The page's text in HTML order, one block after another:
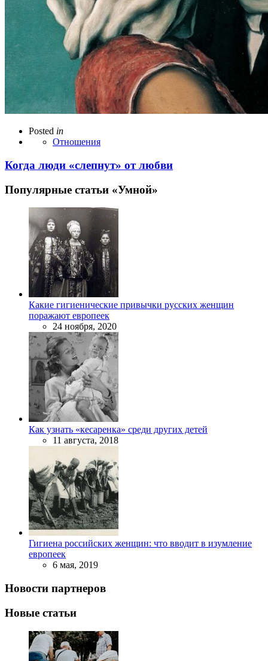
Posted in
Отношения
Когда люди «слепнут» от любви
Популярные статьи «Умной»
Какие гигиенические привычки русских женщин
поражают европеек
24 ноября, 2020
Как узнать «кесаренка» среди других детей
11 августа, 2018
Гигиена российских женщин: что вводит в изумление
европеек
6 мая, 2019
Новости партнеров
Новые статьи